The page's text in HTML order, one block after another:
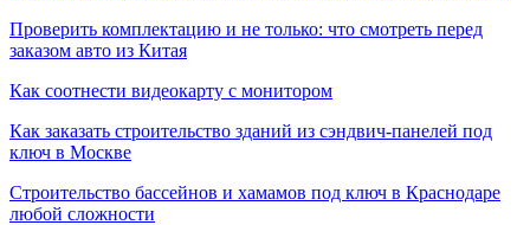
Проверить комплектацию и не только: что смотреть перед
заказом авто из Китая
Как соотнести видеокарту с монитором
Как заказать строительство зданий из сэндвич-панелей под
ключ в Москве
Строительство бассейнов и хамамов под ключ в Краснодаре
любой сложности